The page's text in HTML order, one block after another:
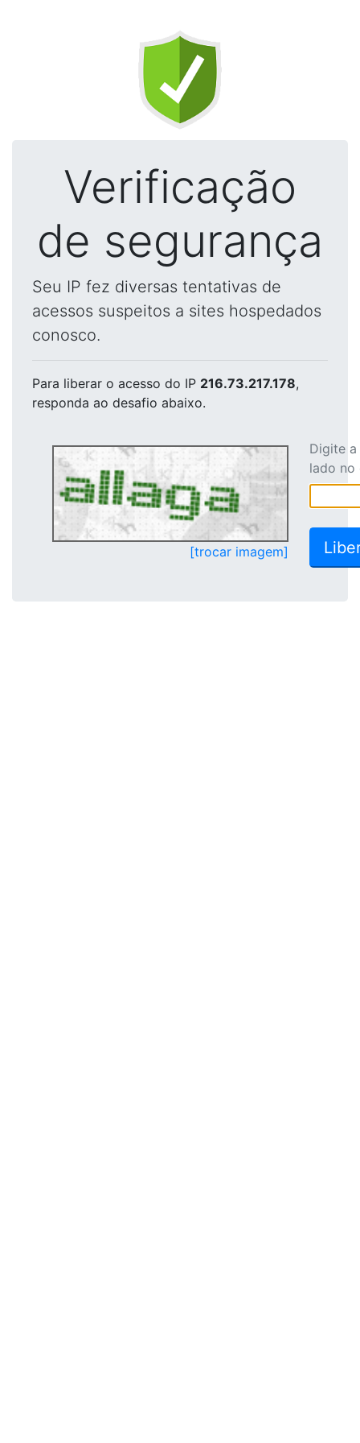
Verificação
de segurança
Seu IP fez diversas tentativas de
acessos suspeitos a sites hospedados
conosco.
Para liberar o acesso do IP 216.73.217.178,
responda ao desafio abaixo.
[trocar imagem]
Digite
lado no